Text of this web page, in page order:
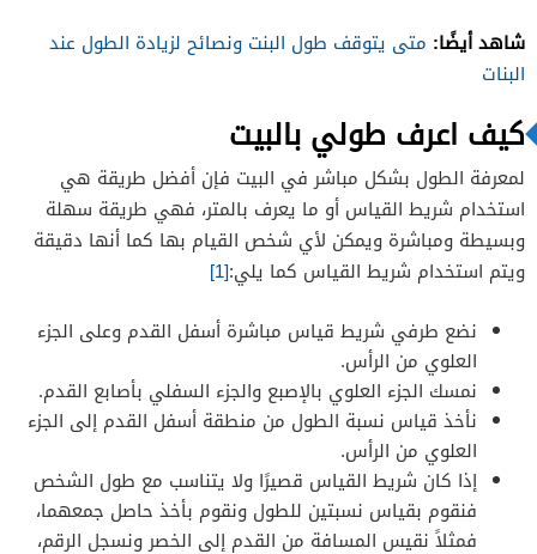
شاهد أيضًا: متى يتوقف طول البنت ونصائح لزيادة الطول عند
البنات
كيف اعرف طولي بالبيت
لمعرفة الطول بشكل مباشر في البيت فإن أفضل طريقة هي
استخدام شريط القياس أو ما يعرف بالمتر، فهي طريقة سهلة
وبسيطة ومباشرة ويمكن لأي شخص القيام بها كما أنها دقيقة
ويتم استخدام شريط القياس كما يلي:[1]
نضع طرفي شريط قياس مباشرة أسفل القدم وعلى الجزء
العلوي من الرأس.
نمسك الجزء العلوي بالإصبع والجزء السفلي بأصابع القدم.
نأخذ قياس نسبة الطول من منطقة أسفل القدم إلى الجزء
العلوي من الرأس.
إذا كان شريط القياس قصيرًا ولا يتناسب مع طول الشخص
فنقوم بقياس نسبتين للطول ونقوم بأخذ حاصل جمعهما،
فمثلاً نقيس المسافة من القدم إلى الخصر ونسجل الرقم،